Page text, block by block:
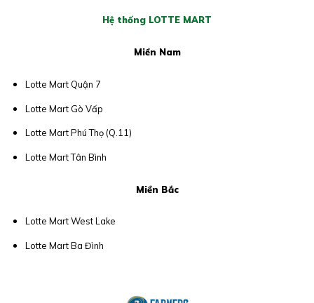
Hệ thống LOTTE MART
Miền Nam
Lotte Mart Quận 7
Lotte Mart Gò Vấp
Lotte Mart Phú Thọ (Q.11)
Lotte Mart Tân Bình
Miền Bắc
Lotte Mart West Lake
Lotte Mart Ba Đình